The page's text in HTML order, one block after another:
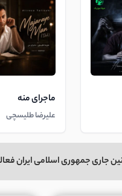
ماجرای منه
علیرضا طلیسچی
جاری جمهوری اسلامی ایران